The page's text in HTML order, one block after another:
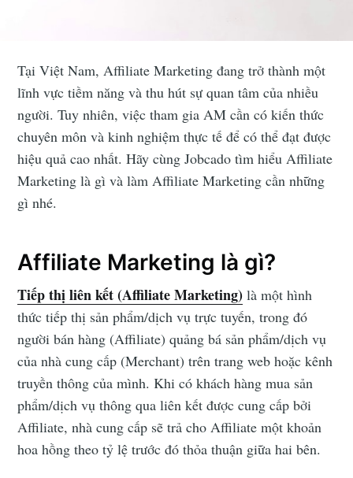
Tại Việt Nam, Affiliate Marketing đang trở thành một
lĩnh vực tiềm năng và thu hút sự quan tâm của nhiều
người. Tuy nhiên, việc tham gia AM cần có kiến thức
chuyên môn và kinh nghiệm thực tế để có thể đạt được
hiệu quả cao nhất. Hãy cùng Jobcado tìm hiểu Affiliate
Marketing là gì và làm Affiliate Marketing cần những
gì nhé.
Affiliate Marketing là gì?
Tiếp thị liên kết (Affiliate Marketing) là một hình
thức tiếp thị sản phẩm/dịch vụ trực tuyến, trong đó
người bán hàng (Affiliate) quảng bá sản phẩm/dịch vụ
của nhà cung cấp (Merchant) trên trang web hoặc kênh
truyền thông của mình. Khi có khách hàng mua sản
phẩm/dịch vụ thông qua liên kết được cung cấp bởi
Affiliate, nhà cung cấp sẽ trả cho Affiliate một khoản
hoa hồng theo tỷ lệ trước đó thỏa thuận giữa hai bên.